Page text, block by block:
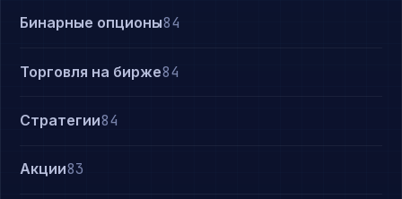
Бинарные опционы84
Торговля на бирже84
Стратегии84
Акции83